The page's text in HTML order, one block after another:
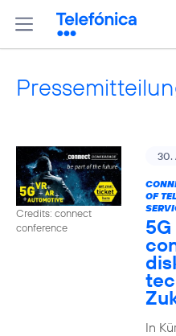
Credits: connect
conference
30.
OF
In